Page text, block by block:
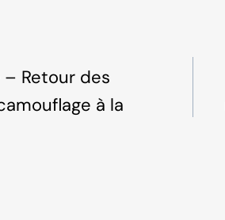
– Retour des
à la